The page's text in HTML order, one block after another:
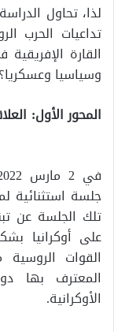
لذا، تحاول
تداعيات الحرب
القارة
وسياسيا وعسكريا؟
المحور الأول:
جلسة استثنائية
تلك الجلسة عن
على أوكرانيا
القوات الروسية
المعترف بها
الأوكرانية.